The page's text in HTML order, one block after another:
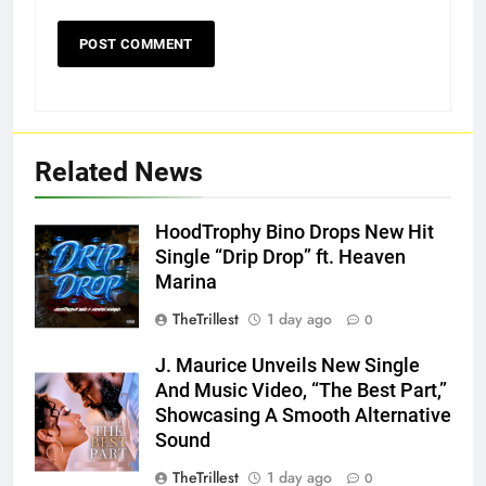
Related News
HoodTrophy Bino Drops New Hit
Single “Drip Drop” ft. Heaven
Marina
TheTrillest
1 day ago 0
J. Maurice Unveils New Single
And Music Video, “The Best Part,”
Showcasing A Smooth Alternative
Sound
TheTrillest
1 day ago 0